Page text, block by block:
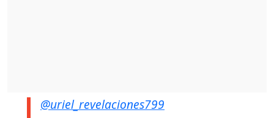
@uriel_revelaciones799